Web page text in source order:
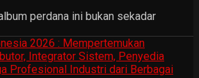
perdana ini bukan sekadar